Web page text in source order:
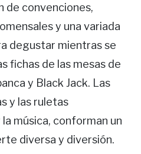
de convenciones,
y una variada
degustar mientras se
fichas de las mesas de
y Black Jack. Las
y las ruletas
música, conforman un
diversa y diversión.